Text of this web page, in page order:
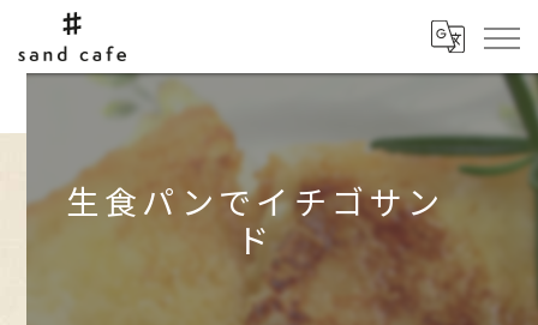
生食パンでイチゴサン
ド